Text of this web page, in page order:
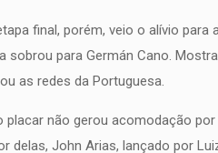
final, porém, veio o alívio
sobrou para Germán Cano.
as redes da Portuguesa.
placar não gerou acomodação
delas, John Arias, lançado por